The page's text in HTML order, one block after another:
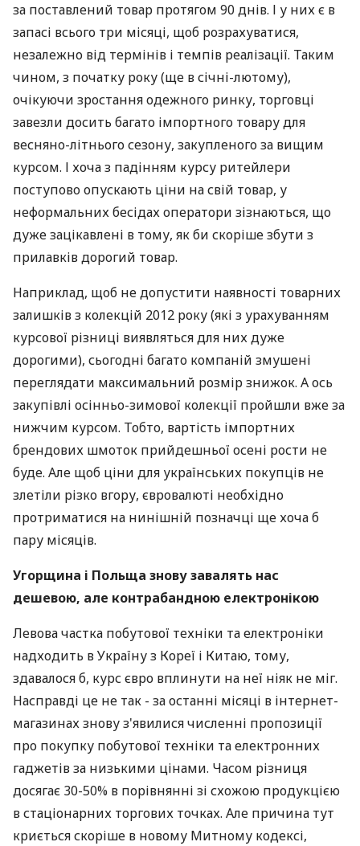
за поставлений товар протягом 90 днів. І у них є в
запасі всього три місяці, щоб розрахуватися,
незалежно від термінів і темпів реалізації. Таким
чином, з початку року (ще в січні-лютому),
очікуючи зростання одежного ринку, торговці
завезли досить багато імпортного товару для
весняно-літнього сезону, закупленого за вищим
курсом. І хоча з падінням курсу ритейлери
поступово опускають ціни на свій товар, у
неформальних бесідах оператори зізнаються, що
дуже зацікавлені в тому, як би скоріше збути з
прилавків дорогий товар.
Наприклад, щоб не допустити наявності товарних
залишків з колекцій 2012 року (які з урахуванням
курсової різниці виявляться для них дуже
дорогими), сьогодні багато компаній змушені
переглядати максимальний розмір знижок. А ось
закупівлі осінньо-зимової колекції пройшли вже за
нижчим курсом. Тобто, вартість імпортних
брендових шмоток прийдешньої осені рости не
буде. Але щоб ціни для українських покупців не
злетіли різко вгору, євровалюті необхідно
протриматися на нинішній позначці ще хоча б
пару місяців.
Угорщина і Польща знову завалять нас
дешевою, але контрабандною електронікою
Левова частка побутової техніки та електроніки
надходить в Україну з Кореї і Китаю, тому,
здавалося б, курс євро вплинути на неї ніяк не міг.
Насправді це не так - за останні місяці в інтернет-
магазинах знову з'явилися численні пропозиції
про покупку побутової техніки та електронних
гаджетів за низькими цінами. Часом різниця
досягає 30-50% в порівнянні зі схожою продукцією
в стаціонарних торгових точках. Але причина тут
криється скоріше в новому Митному кодексі,